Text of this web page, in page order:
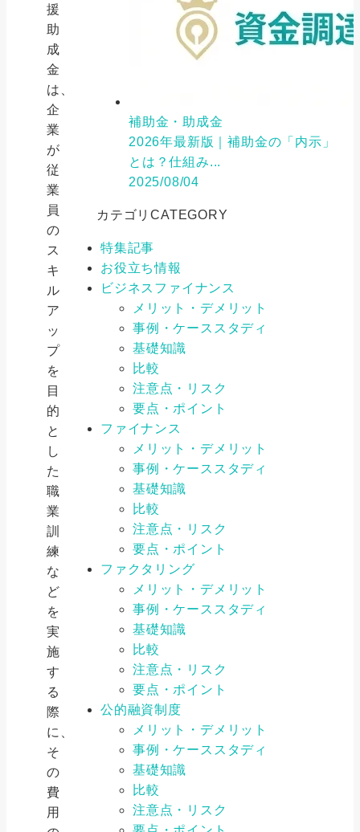
援
助
成
金
は、
企
業
が
従
業
員
の
ス
キ
ル
ア
ッ
プ
を
目
的
と
し
た
職
業
訓
練
な
ど
を
実
施
す
る
際
に、
そ
の
費
用
補助金・助成金
2026年最新版｜補助金の「内示」
とは？仕組み...
2025/08/04
カテゴリCATEGORY
特集記事
お役立ち情報
ビジネスファイナンス
メリット・デメリット
事例・ケーススタディ
基礎知識
比較
注意点・リスク
要点・ポイント
ファイナンス
メリット・デメリット
事例・ケーススタディ
基礎知識
比較
注意点・リスク
要点・ポイント
ファクタリング
メリット・デメリット
事例・ケーススタディ
基礎知識
比較
注意点・リスク
要点・ポイント
公的融資制度
メリット・デメリット
事例・ケーススタディ
基礎知識
比較
注意点・リスク